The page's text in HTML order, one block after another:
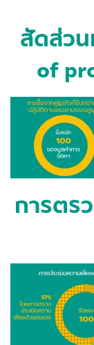
สัดส่ว
of
การตร